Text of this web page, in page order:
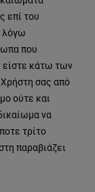
επί του
λόγω
που
είστε κάτω των
σας από
ούτε και
να
τρίτο
παραβιάζει